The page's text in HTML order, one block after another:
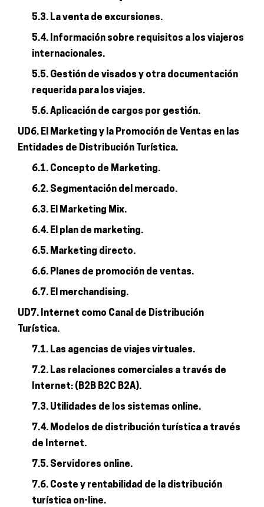
5.3. La venta de excursiones.
5.4. Información sobre requisitos a los viajeros
internacionales.
5.5. Gestión de visados y otra documentación
requerida para los viajes.
5.6. Aplicación de cargos por gestión.
UD6. El Marketing y la Promoción de Ventas en las
Entidades de Distribución Turística.
6.1. Concepto de Marketing.
6.2. Segmentación del mercado.
6.3. El Marketing Mix.
6.4. El plan de marketing.
6.5. Marketing directo.
6.6. Planes de promoción de ventas.
6.7. El merchandising.
UD7. Internet como Canal de Distribución
Turística.
7.1. Las agencias de viajes virtuales.
7.2. Las relaciones comerciales a través de
Internet: (B2B B2C B2A).
7.3. Utilidades de los sistemas online.
7.4. Modelos de distribución turística a través
de Internet.
7.5. Servidores online.
7.6. Coste y rentabilidad de la distribución
turística on-line.